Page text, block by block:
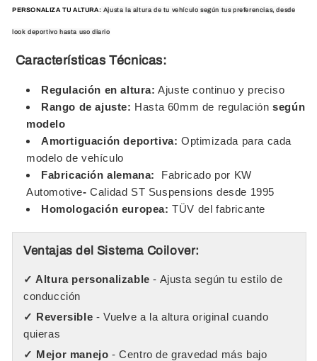
PERSONALIZA TU ALTURA: Ajusta la altura de tu vehículo según tus preferencias, desde
look deportivo hasta uso diario
Características Técnicas:
Regulación en altura: Ajuste continuo y preciso
Rango de ajuste: Hasta 60mm de regulaciónsegún
modelo
Amortiguación deportiva: Optimizada para cada
modelo de vehículo
Fabricación alemana: Fabricado por KW
Automotive-Calidad ST Suspensions desde 1995
Homologación europea: TÜV del fabricante
Ventajas del Sistema Coilover:
✓ Altura personalizable - Ajusta según tu estilo de
conducción
✓ Reversible - Vuelve a la altura original cuando
quieras
✓ Mejor manejo - Centro de gravedad más bajo